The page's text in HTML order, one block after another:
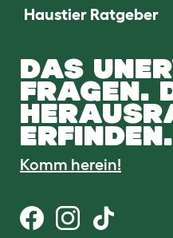
Haustier Ratgeber
DAS
FRAGEN.
ERFINDEN.
Komm herein!